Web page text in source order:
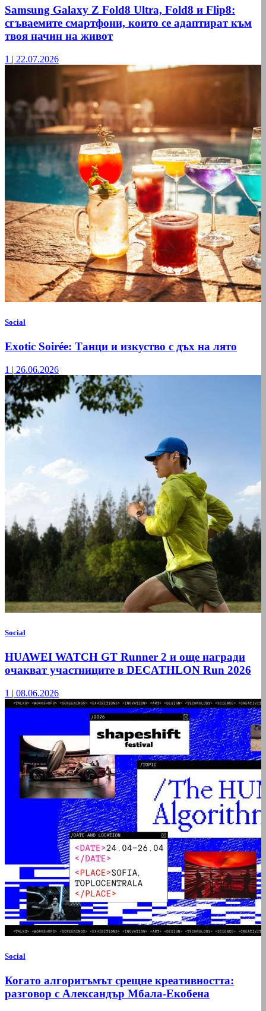
Samsung Galaxy Z Fold8 Ultra, Fold8 и Flip8:
сгъваемите смартфони, които се адаптират към
твоя начин на живот
1 | 22.07.2026
Social
Exotic Soirée: Танци и изкуство с дъх на лято
1 | 26.06.2026
Social
HUAWEI WATCH GT Runner 2 и още награди
очакват участниците в DECATHLON Run 2026
1 | 08.06.2026
Social
Когато алгоритъмът срещне креативността:
разговор с Александър Мбала-Екобена